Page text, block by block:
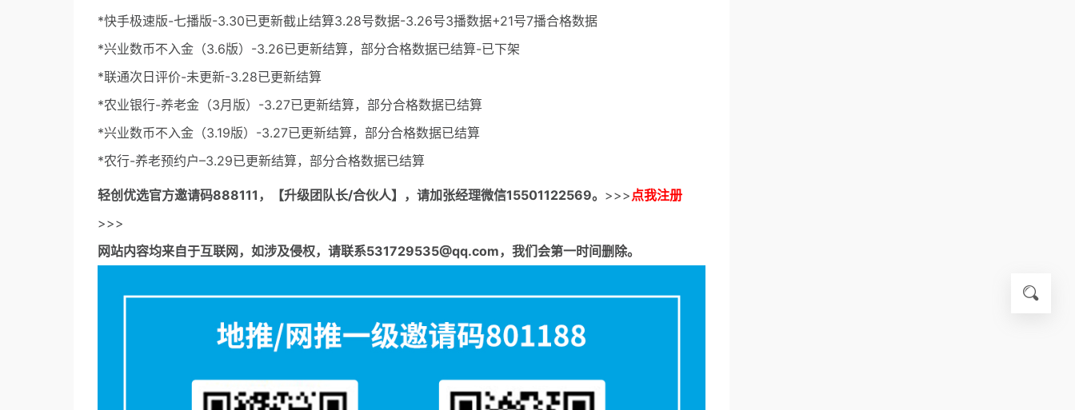
*快手极速版-七播版-3.30已更新截止结算3.28号数据-3.26号3播数据+21号7播合格数据
*兴业数币不入金（3.6版）-3.26已更新结算，部分合格数据已结算-已下架
*联通次日评价-未更新-3.28已更新结算
*农业银行-养老金（3月版）-3.27已更新结算，部分合格数据已结算
*兴业数币不入金（3.19版）-3.27已更新结算，部分合格数据已结算
*农行-养老预约户–3.29已更新结算，部分合格数据已结算
轻创优选官方邀请码888111，【升级团队长/合伙人】，请加张经理微信15501122569。 >>>点我注册
>>>
网站内容均来自于互联网，如涉及侵权，请联系531729535@qq.com，我们会第一时间删除。